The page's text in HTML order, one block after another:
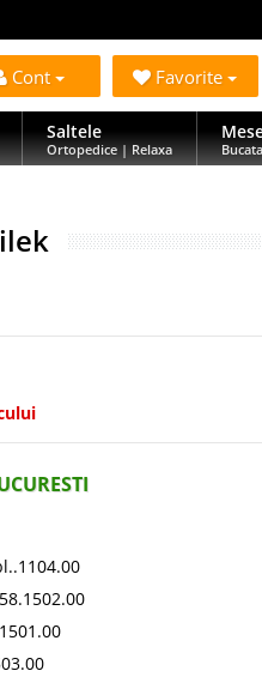
Cont Favorite
Saltele
Ortopedice | Relaxa